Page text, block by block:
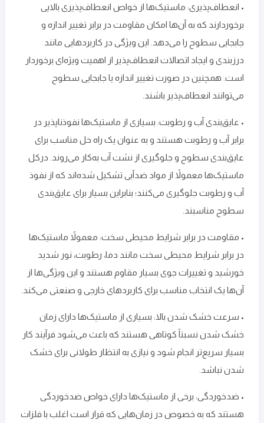
• انعطاف‌پذیری: ماستیک‌ها از خواص انعطاف‌پذیری بالایی
برخوردارند که به آن‌ها امکان مقاومت در برابر تغییر اندازه و
جابجایی سطوح را می‌دهد. این ویژگی در کاربردهایی مانند
درزبندی و ایجاد اتصالات انعطاف‌پذیر از اهمیت ویژه‌ای برخوردار
است. همچنین در صورت تغییر اندازه یا جابجایی سطوح
می‌توانند انعطاف‌پذیر باشند.
• عایق‌بندی آب و رطوبت: بسیاری از ماستیک‌ها نفوذناپذیر در
برابر آب و رطوبت هستند و به ‌عنوان یک راه حل مناسب برای
عایق‌بندی سطوح و جلوگیری از نشت آب به‌کار می‌روند. درکل
ماستیک‌ها معمولاً از مواد ضدآبی تشکیل شده‌اند که از نفوذ
آب و رطوبت جلوگیری می‌کنند؛ بنابراین بسیار برای عایق‌بندی
سطوح مناسبند.
• مقاومت در برابر شرایط محیطی سخت: معمولاً ماستیک‌ها
در برابر شرایط محیطی سخت مانند دما، رطوبت، نور شدید
خورشید و تغییرات جوی بسیار مقاوم هستند و این ویژگی‌ها از
آن‌ها یک انتخاب مناسب برای کاربردهای خارجی و صنعتی می‌کند.
• سرعت خشک ‌شدن بالا: بسیاری از ماستیک‌ها دارای زمان
خشک ‌شدن نسبتاً کوتاهی هستند که باعث می‌شود فرآیند کار
بسیار سریع‌تر انجام شود و نیازی به انتظار طولانی برای خشک
شدن نباشد.
• ضد‌خوردگی: برخی از ماستیک‌ها دارای خواص ضد‌خوردگی
هستند که به‌ خصوص در زمان‌هایی که قرار است اغلب با فلزات